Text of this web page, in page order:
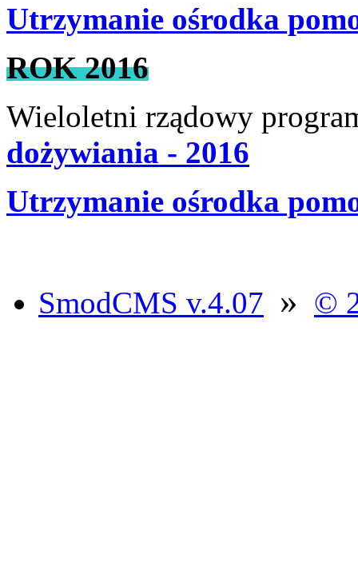
Utrzymanie ośrodka
ROK 2016
Wieloletni rządowy
dożywiania - 2016
Utrzymanie ośrodka
SmodCMS v.4.07 » ©